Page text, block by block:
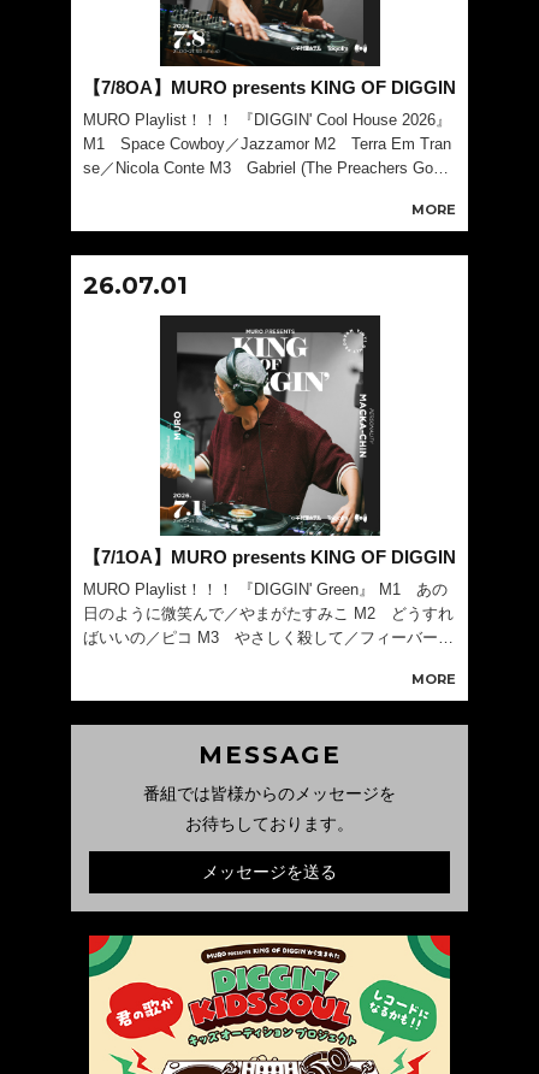
【7/8OA】MURO presents KING OF DIGGIN
MURO Playlist！！！ 『DIGGIN' Cool House 2026』
M1 Space Cowboy／Jazzamor M2 Terra Em Tran
se／Nicola Conte M3 Gabriel (The Preachers Good
MORE
26.07.01
【7/1OA】MURO presents KING OF DIGGIN
MURO Playlist！！！ 『DIGGIN' Green』 M1 あの
日のように微笑んで／やまがたすみこ M2 どうすれ
ばいいの／ピコ M3 やさしく殺して／フィーバー M
MORE
MESSAGE
番組では皆様からのメッセージを
お待ちしております。
メッセージを送る